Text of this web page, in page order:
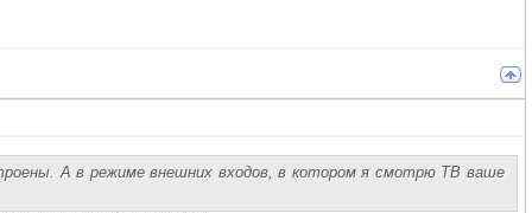
А в режиме внешних входов, в котором я смотрю ТВ ваше